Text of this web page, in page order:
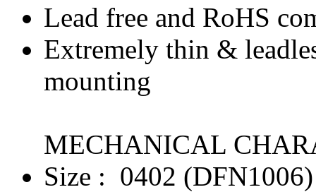
Lead free and RoHS
Extremely thin &
mounting
MECHANICAL
Size : 0402 (DFN1006)